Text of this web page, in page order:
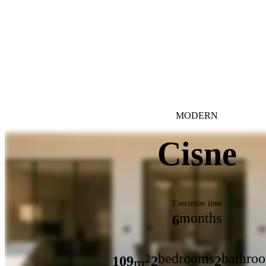
MODERN
Cisne
Execution time
6months
109 22bedrooms2